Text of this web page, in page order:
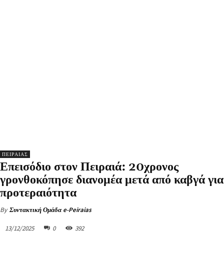
ΠΕΙΡΑΙΑΣ
Επεισόδιο στον Πειραιά: 20χρονος
γρονθοκόπησε διανομέα μετά από καβγά για
προτεραιότητα
By Συντακτική Ομάδα e-Peiraias
13/12/2025 0 392